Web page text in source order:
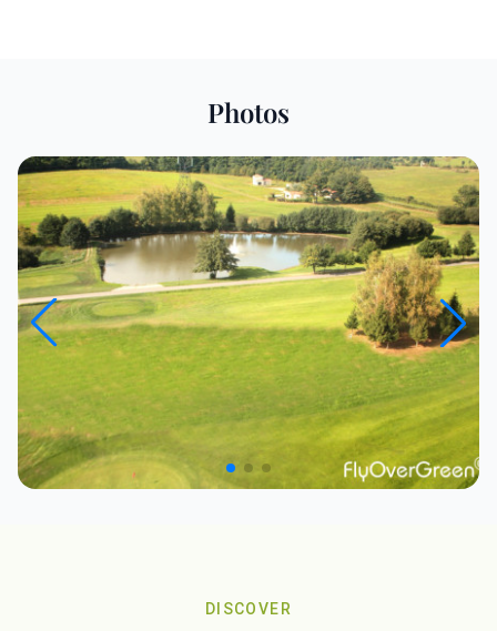
Photos
DISCOVER